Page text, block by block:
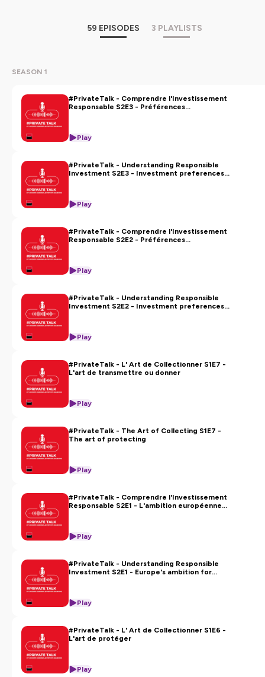
Societe Generale Private Banking specialists on a wide
range of subjects. All of these topics will help you see
Hébergé par Ausha. Visitez
59 EPISODES 3 PLAYLISTS
SEASON 1
#PrivateTalk - Comprendre l'Investissement
Responsable S2E3 - Préférences
Play
#PrivateTalk - Understanding Responsible
Investment S2E3 - Investment preferences:
Play
#PrivateTalk - Comprendre l'Investissement
Responsable S2E2 - Préférences
Play
#PrivateTalk - Understanding Responsible
Investment S2E2 - Investment preferences:
Play
#PrivateTalk - L' Art de Collectionner S1E7 -
L'art de transmettre ou donner
Play
#PrivateTalk - The Art of Collecting S1E7 -
The art of protecting
Play
#PrivateTalk - Comprendre l'Investissement
Responsable S2E1 - L'ambition européenne
Play
#PrivateTalk - Understanding Responsible
Investment S2E1 - Europe's ambition for
Play
#PrivateTalk - L' Art de Collectionner S1E6 -
L'art de protéger
Play